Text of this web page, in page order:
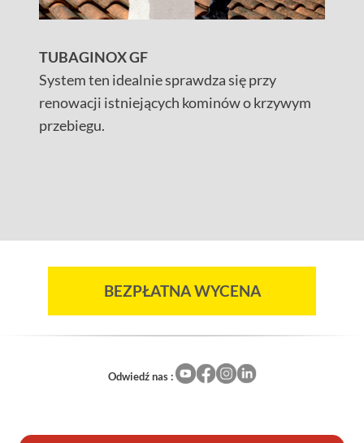
TUBAGINOX GF
System ten idealnie sprawdza się przy
renowacji istniejących kominów o krzywym
przebiegu.
BEZPŁATNA WYCENA
Odwiedź nas :